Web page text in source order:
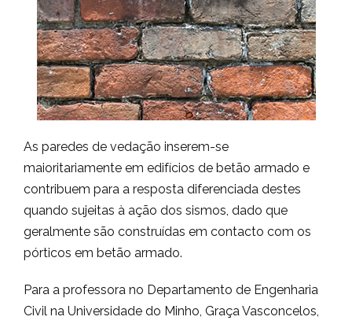
As paredes de vedação inserem-se
maioritariamente em edifícios de betão armado e
contribuem para a resposta diferenciada destes
quando sujeitas à ação dos sismos, dado que
geralmente são construídas em contacto com os
pórticos em betão armado.
Para a professora no Departamento de Engenharia
Civil na Universidade do Minho, Graça Vasconcelos,